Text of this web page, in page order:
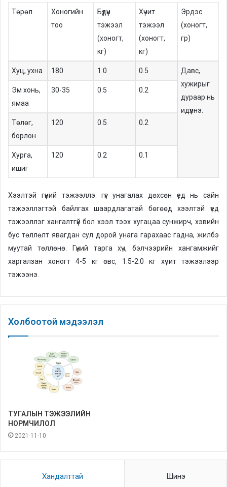
Төрөл
Хоногийн
тоо
Бүдүүн
тэжээл
(хоногт,
кг)
Хүчит
тэжээл
(хоногт,
кг)
Эрдэс
(хоногт,
гр)
Хуц, ухна 180 1.0 0.5
Давс,
хужирыг
дураар нь
идүүлнэ.
Эм хонь,
ямаа
30-35 0.5 0.2
Төлөг,
борлон
120 0.5 0.2
Хурга,
ишиг
120 0.2 0.1
Хээлтэй гүүний тэжээллэ: гүүг унагалах дөхсөн үед нь сайн
тэжээллэгтэй байлгах шаардлагатай бөгөөд хээлтэй үед
тэжээллэг хангалтгүй бол хээл тээх хугацаа сунжирч, хэвийн
бус төллөлт явагдан сул дорой унага гарахаас гадна, жилбэ
муутай төллөнө. Гүүний тарга хүч, бэлчээрийн хангамжийг
харгалзан хоногт 4-5 кг өвс, 1.5-2.0 кг хүчит тэжээлээр
тэжээнэ.
Холбоотой мэдээлэл
ТУГАЛЫН ТЭЖЭЭЛИЙН
НОРМЧИЛОЛ
2021-11-10
Хандалттай Шинэ